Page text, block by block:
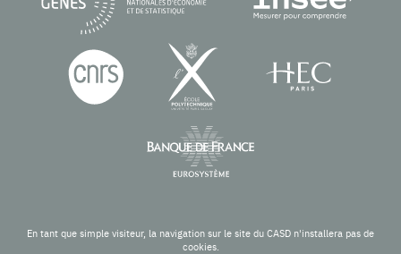
En tant que simple visiteur, la navigation sur le site du CASD n'installera pas de
cookies.